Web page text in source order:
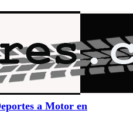
a Motor en